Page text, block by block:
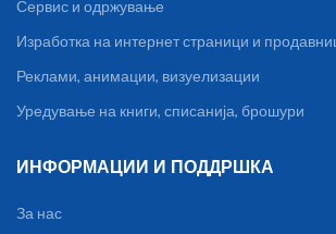
Сервис и одржување
Изработка на интернет страници и
Реклами, анимации, визуелизации
Уредување на книги, списанија, брошури
ИНФОРМАЦИИ И ПОДДРШКА
За нас